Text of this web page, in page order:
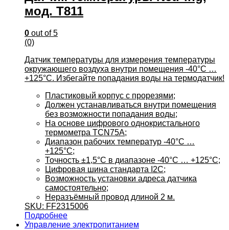
мод. T811
0 out of 5
(0)
Датчик температуры для измерения температуры
окружающего воздуха внутри помещения -40°C …
+125°C. Избегайте попадания воды на термодатчик!
Пластиковый корпус с прорезями;
Должен устанавливаться внутри помещения
без возможности попадания воды;
На основе цифрового однокристального
термометра TCN75A;
Диапазон рабочих температур -40°C …
+125°C;
Точность ±1,5°C в диапазоне -40°C … +125°C;
Цифровая шина стандарта I2C;
Возможность установки адреса датчика
самостоятельно;
Неразъёмный провод длиной 2 м.
SKU: FF2315006
Подробнее
Управление электропитанием